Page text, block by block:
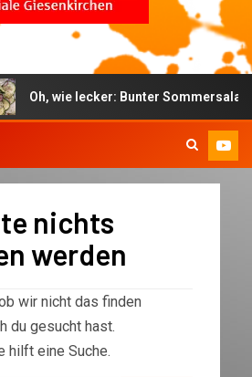
wie lecker: Bunter Sommersalat nach
nichts
werden
wir nicht das finden
du gesucht hast.
hilft eine Suche.